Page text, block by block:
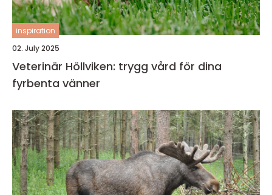
inspiration
02. July 2025
Veterinär Höllviken: trygg vård för dina
fyrbenta vänner